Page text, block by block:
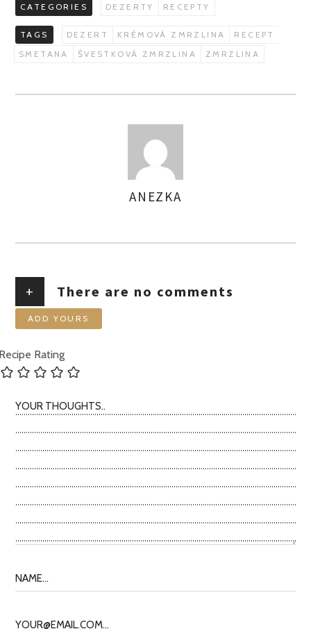
CATEGORIES DEZERTY RECEPTY
TAGS DEZERT KRÉMOVÁ ZMRZLINA
RECEPT
SMETANA
ŠVESTKOVÁ ZMRZLINA ZMRZLINA
ANEZKA
+ There are no comments
ADD YOURS
Rating